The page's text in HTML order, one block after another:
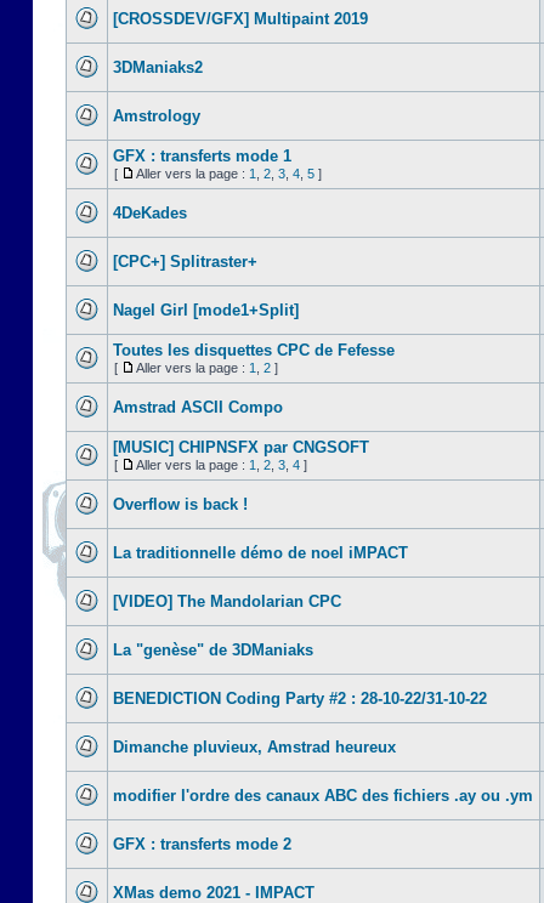
[CROSSDEV/GFX] Multipaint 2019
3DManiaks2
Amstrology
GFX : transferts mode 1
[ Aller vers la page : 1 2 3 4 5 ]
4DeKades
[CPC+] Splitraster+
Nagel Girl [mode1+Split]
Toutes les disquettes CPC de Fefesse
[ Aller vers la page : 1 2 ]
Amstrad ASCII Compo
[MUSIC] CHIPNSFX par CNGSOFT
[ Aller vers la page : 1 2 3 4 ]
Overflow is back !
La traditionnelle démo de noel iMPACT
[VIDEO] The Mandolarian CPC
La "genèse" de 3DManiaks
BENEDICTION Coding Party #2 : 28-10-22/31-10-22
Dimanche pluvieux, Amstrad heureux
modifier l'ordre des canaux ABC des fichiers .ay ou .ym
GFX : transferts mode 2
XMas demo 2021 - IMPACT